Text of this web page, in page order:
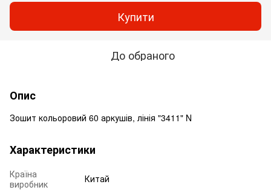
Купити
До обраного
Опис
Зошит кольоровий 60 аркушів, лінія "3411" N
Характеристики
Країна
виробник
Китай